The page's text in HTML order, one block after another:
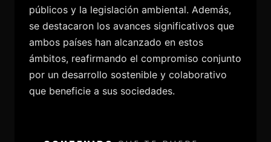
públicos y la legislación ambiental. Además,
se destacaron los avances significativos que
ambos países han alcanzado en estos
ámbitos, reafirmando el compromiso conjunto
por un desarrollo sostenible y colaborativo
que beneficie a sus sociedades.